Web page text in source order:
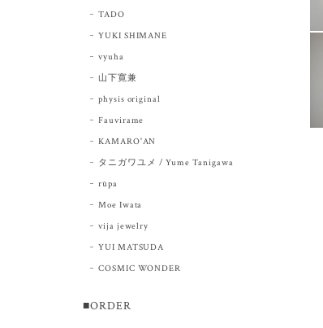
TADO
YUKI SHIMANE
vyuha
山下寛兼
physis original
Fauvirame
KAMARO'AN
タニガワユメ / Yume Tanigawa
rūpa
Moe Iwata
vija jewelry
YUI MATSUDA
COSMIC WONDER
■ORDER